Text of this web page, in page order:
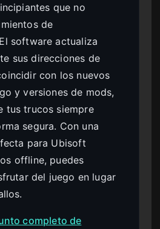
que no
de
software actualiza
sus direcciones de
con los nuevos
y versiones de mods,
tus trucos siempre
segura. Con una
para Ubisoft
offline, puedes
del juego en lugar
completo de